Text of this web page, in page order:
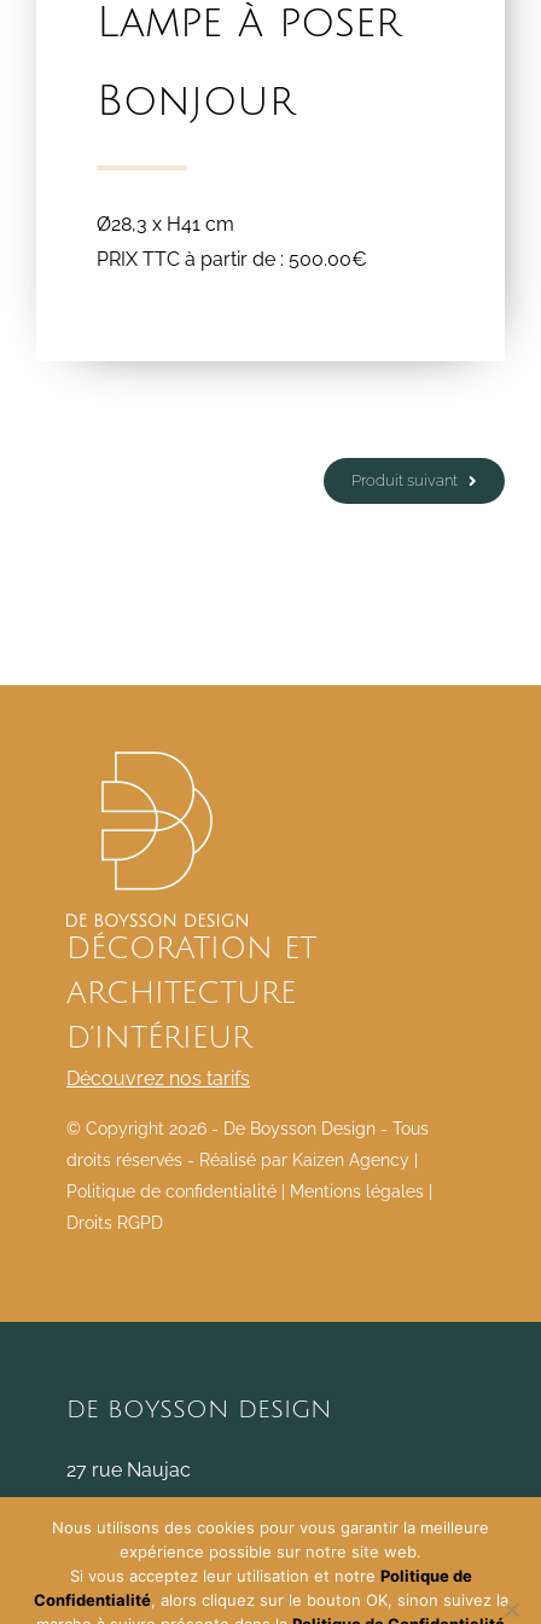
Lampe à poser
Bonjour
Ø28,3 x H41 cm
PRIX TTC à partir de : 500.00€
Produit suivant
DÉCORATION ET
ARCHITECTURE
D’INTÉRIEUR
Découvrez nos tarifs
© Copyright 2026 - De Boysson Design - Tous
droits réservés - Réalisé par Kaizen Agency
Politique de confidentialité
Mentions légales
Droits RGPD
DE BOYSSON DESIGN
27 rue Naujac
33000 Bordeaux
c.deboysson@deboyssondesign.com
06.22.19.94.24
Nous utilisons des cookies pour vous garantir la meilleure
expérience possible sur notre site web.
Si vous acceptez leur utilisation et notre Politique de
Confidentialité, alors cliquez sur le bouton OK, sinon suivez la